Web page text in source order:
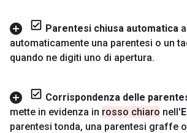
Parentesi chiusa automatica
automaticamente una parentesi o un
quando ne digiti uno di apertura.
Corrispondenza delle
mette in evidenza in rosso chiaro nell'
parentesi tonda, una parentesi graffe